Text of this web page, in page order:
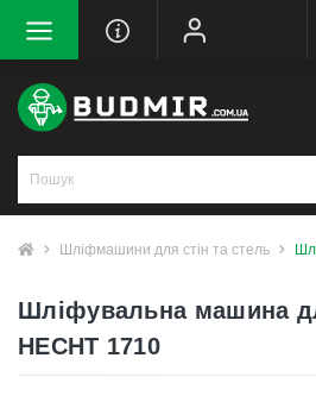
Шліфмашини для стін та стель
Шліфувальна машина
HECHT 1710